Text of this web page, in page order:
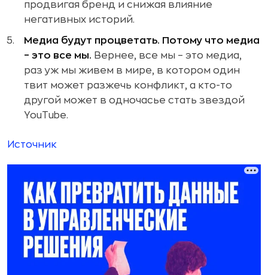
продвигая бренд и снижая влияние
негативных историй.
Медиа будут процветать. Потому что медиа
– это все мы. Вернее, все мы – это медиа,
раз уж мы живем в мире, в котором один
твит может разжечь конфликт, а кто-то
другой может в одночасье стать звездой
YouTube.
Источник